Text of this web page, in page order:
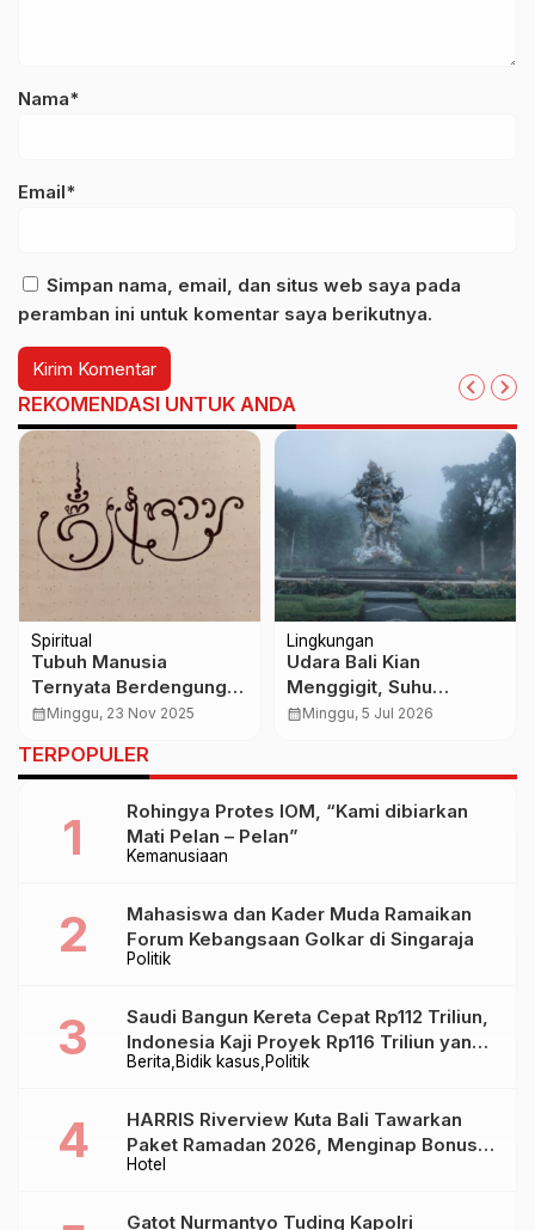
Nama*
Email*
Simpan nama, email, dan situs web saya pada
peramban ini untuk komentar saya berikutnya.
REKOMENDASI UNTUK ANDA
Spiritual
Tubuh Manusia
Ternyata Berdengung,
Begini Penjelasan
tentang Getaran Energi
dan Aji Pengaradan
calendar_monthMinggu, 23 Nov 2025
Lingkungan
Udara Bali Kian
Menggigit, Suhu
Bedugul Turun hingga
calendar_monthMinggu, 5 Jul 2026
TERPOPULER
Kemanusiaan
Rohingya Protes IOM, “Kami dibiarkan
Mati Pelan – Pelan”
Politik
Mahasiswa dan Kader Muda Ramaikan
Forum Kebangsaan Golkar di Singaraja
Berita Bidik kasus Politik
Saudi Bangun Kereta Cepat Rp112 Triliun,
Indonesia Kaji Proyek Rp116 Triliun yang
Baru Sampai Bandung
Hotel
HARRIS Riverview Kuta Bali Tawarkan
Paket Ramadan 2026, Menginap Bonus
Takjil hingga Bukber Mulai Rp88.888
Gatot Nurmantyo Tuding Kapolri